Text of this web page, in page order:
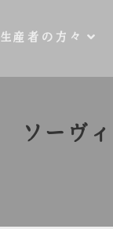
生産者の方々
ソーヴ